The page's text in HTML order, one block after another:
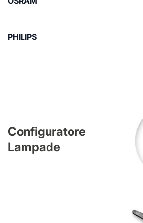
PHILIPS
Configuratore
Lampade